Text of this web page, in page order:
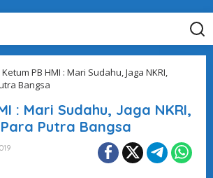
Ketum PB HMI : Mari Sudahu, Jaga NKRI,
Bangsa
: Mari Sudahu, Jaga NKRI,
Putra Bangsa